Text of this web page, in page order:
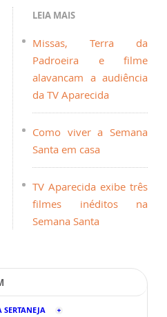
LEIA MAIS
Missas, Terra da
Padroeira e filme
alavancam a audiência
da TV Aparecida
Como viver a Semana
Santa em casa
TV Aparecida exibe três
filmes inéditos na
Semana Santa
SERTANEJA